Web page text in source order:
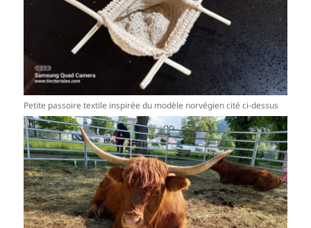
Petite passoire textile inspirée du modèle norvégien cité ci-dessus